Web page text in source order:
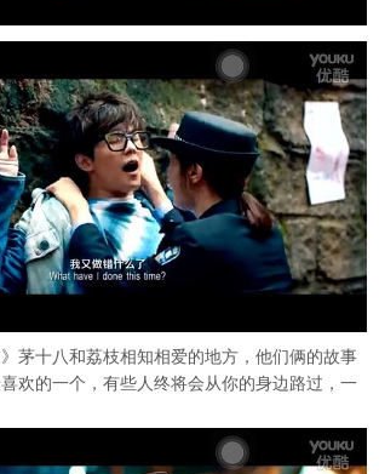
》茅十八和荔枝相知相爱的地方，他们俩的故事
欢的一个，有些人终将会从你的身边路过，一